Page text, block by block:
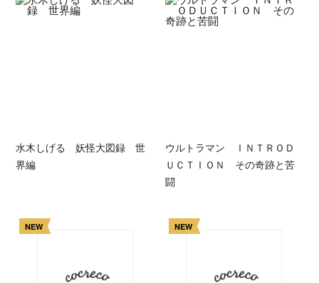
水木しげる 妖怪大図録 世
界編
ウルトラマン ＩＮＴＲＯＤ
ＵＣＴＩＯＮ その奇跡と苦
闘
NEW NEW